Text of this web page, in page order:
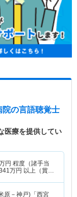
院の言語聴覚士
医療を提供してい
円 程度（諸手当
万円 以上（賞与
原－神戸)「西宮